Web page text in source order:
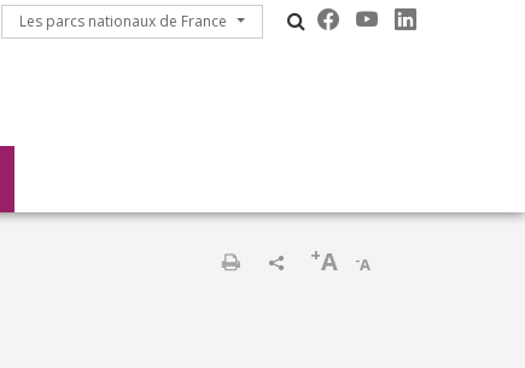
Les parcs nationaux de France
Les parcs nationaux de France
-A
+A